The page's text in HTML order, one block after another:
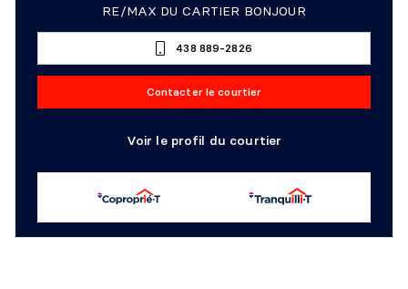
RE/MAX DU CARTIER BONJOUR
438 889-2826
Contacter le courtier
Voir le profil du courtier